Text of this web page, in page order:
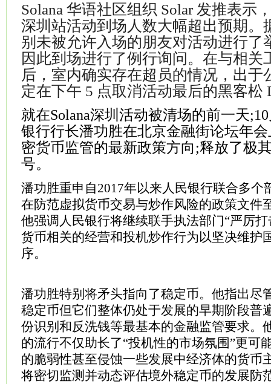
Solana 华语社区组织 Solar 发推表示
深圳站活动到场人数大幅超出预期。
别未被允许入场的朋友对活动进行了
因此到场进行了例行询问。在与相关
后，室内确实存在超员的情况，出于
定在下午 5 点取消活动最后的黑客松
就在Solana深圳活动被清场的前一天
银行行长潘功胜在北京金融街论坛年
密货币监管的最新政策方向;释放了极
号。
潘功胜重申自2017年以来人民银行联合多个
在防范虚拟货币交易与炒作风险的政策文件
他强调人民银行将继续联手执法部门“严厉
货币相关的经营和投机炒作行为以坚决维护
序。
潘功胜特别将矛头指向了稳定币。他指出尽
稳定币但它们整体仍处于发展的早期阶段普
份识别和反洗钱等最基本的金融监管要求。
的流行不仅助长了“投机性的市场氛围”更可
的脆弱性甚至侵蚀一些发展中经济体的货币
将密切监测并动态评估境外稳定币的发展防